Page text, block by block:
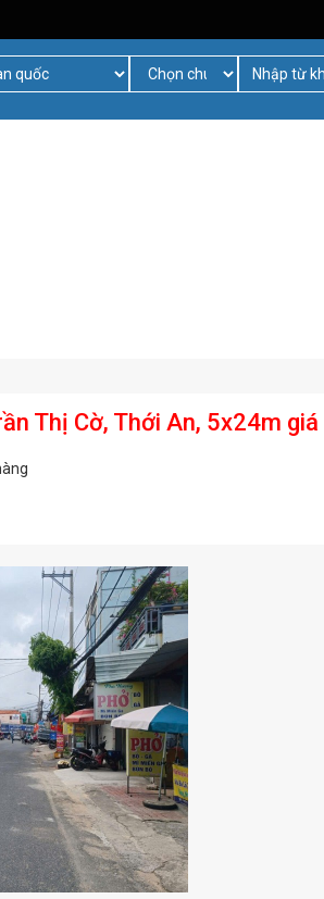
Thị Cờ, Thới An, 5x24m